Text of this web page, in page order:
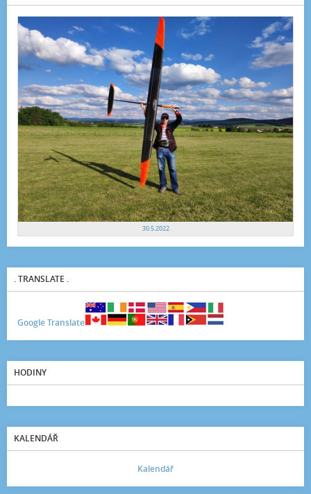
30.5.2022
. TRANSLATE .
Google Translate
HODINY
KALENDÁŘ
Kalendář